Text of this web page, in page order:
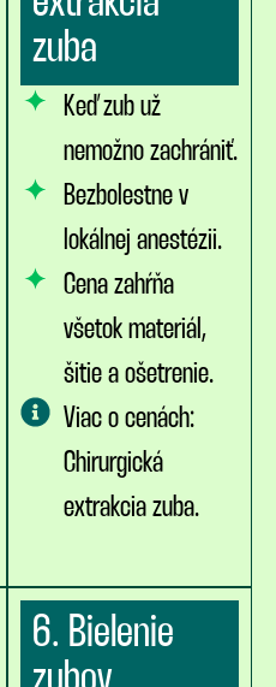
zuba
Keď zub už
nemožno zachrániť.
Bezbolestne v
lokálnej anestézii.
Cena zahŕňa
všetok materiál,
šitie a ošetrenie.
Viac o cenách:
Chirurgická
extrakcia zuba.
6. Bielenie